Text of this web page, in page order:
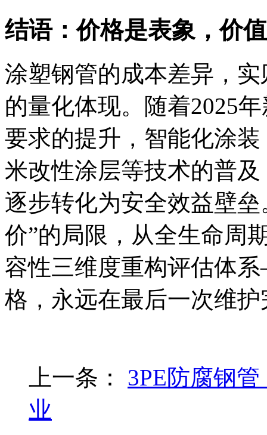
结语：价格是表象，价
涂塑钢管的成本差异，
的量化体现。随着2025
要求的提升，智能化涂
米改性涂层等技术的普
逐步转化为安全效益壁
价”的局限，从全生命周
容性三维度重构评估体
格，永远在最后一次维
上一条： 3PE防腐钢
业